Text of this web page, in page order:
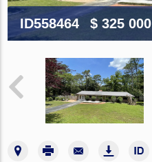
ID558464 $ 325 000